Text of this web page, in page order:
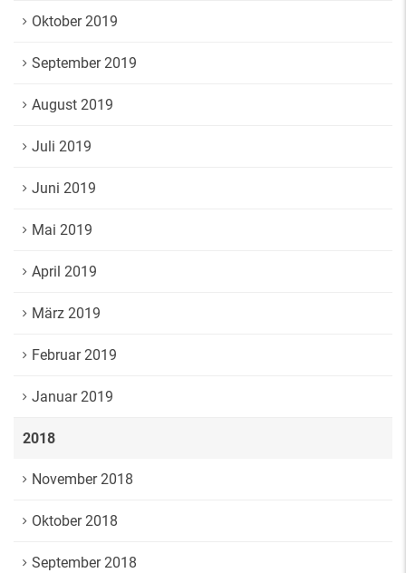
Oktober 2019
September 2019
August 2019
Juli 2019
Juni 2019
Mai 2019
April 2019
März 2019
Februar 2019
Januar 2019
2018
November 2018
Oktober 2018
September 2018